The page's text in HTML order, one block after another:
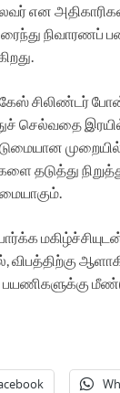
என
நிவாரணப்
கேஸ் சிலிண்டர்
செல்வதை
தடுத்து
விபத்திற்கு
பயணிகளுக்கு